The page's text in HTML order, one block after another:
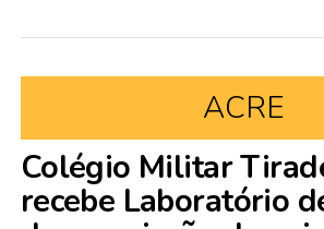
ACRE
Colégio Militar
recebe Laboratório